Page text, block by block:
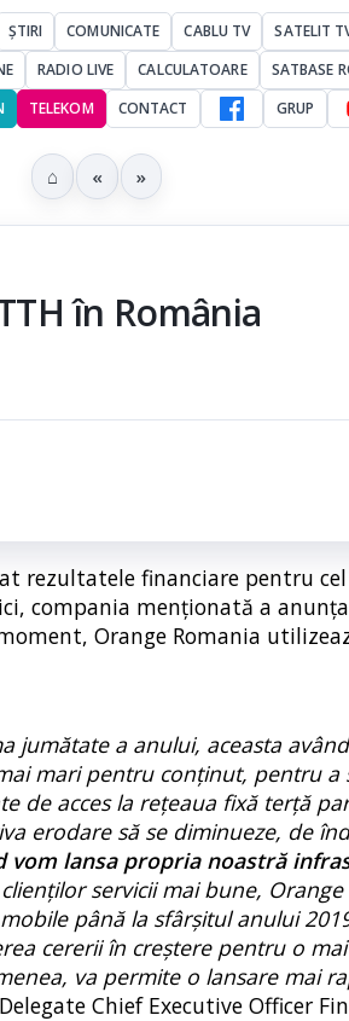
ȘTIRI COMUNICATE CABLU TV SATELIT
RADIO LIVE CALCULATOARE SATBASE
TELEKOM CONTACT GRUP
⌂ « »
în România
rezultatele financiare pentru
compania menționată a
Orange Romania
jumătate a anului, aceasta
mari pentru conținut, pentru a
de acces la rețeaua fixă ​​terță
erodare să se diminueze, de
vom lansa propria noastră
servicii mai bune, Orange
până la sfârșitul anului
cererii în creștere pentru o
va permite o lansare mai
Chief Executive Officer